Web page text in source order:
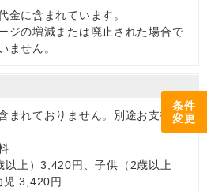
条件
変更
金に含まれています。
ジの増減または廃止された場合で
ません。
まれておりません。別途お支払い
上）3,420円、子供（2歳以上
児 3,420円